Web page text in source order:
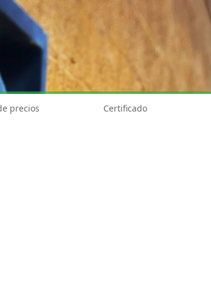
precios Certificado